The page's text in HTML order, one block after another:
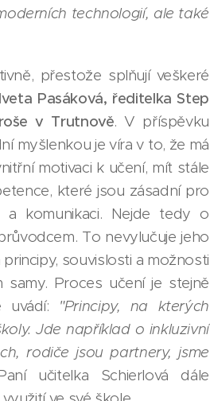
technologií, ale také
přestože splňují veškeré
Iveta Pasáková, ředitelka Step
v Trutnově. V příspěvku
myšlenkou je víra v to, že má
motivaci k učení, mít stále
které jsou zásadní pro
a komunikaci. Nejde tedy o
To nevylučuje jeho
souvislosti a možnosti
Proces učení je stejně
uvádí: "Principy, na kterých
Jde například o inkluzivní
rodiče jsou partnery, jsme
učitelka Schierlová dále